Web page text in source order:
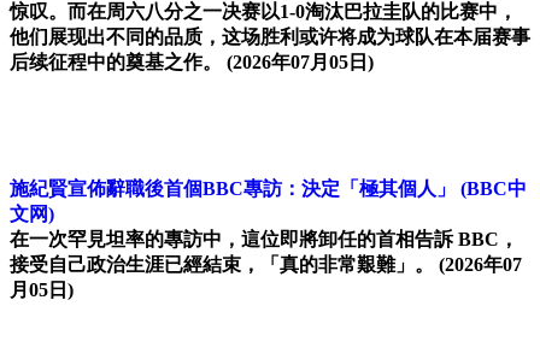
惊叹。而在周六八分之一决赛以1-0淘汰巴拉圭队的比赛中，
他们展现出不同的品质，这场胜利或许将成为球队在本届赛事
后续征程中的奠基之作。 (2026年07月05日)
施紀賢宣佈辭職後首個BBC專訪：決定「極其個人」
(BBC中
文网)
在一次罕見坦率的專訪中，這位即將卸任的首相告訴 BBC，
接受自己政治生涯已經結束，「真的非常艱難」。
(2026年07
月05日)